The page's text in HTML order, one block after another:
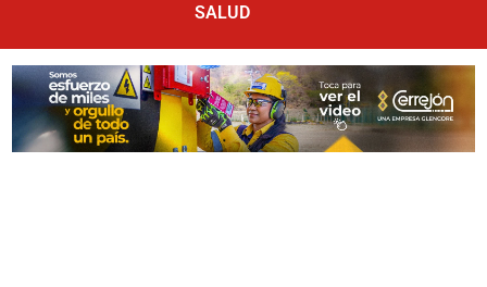
SALUD